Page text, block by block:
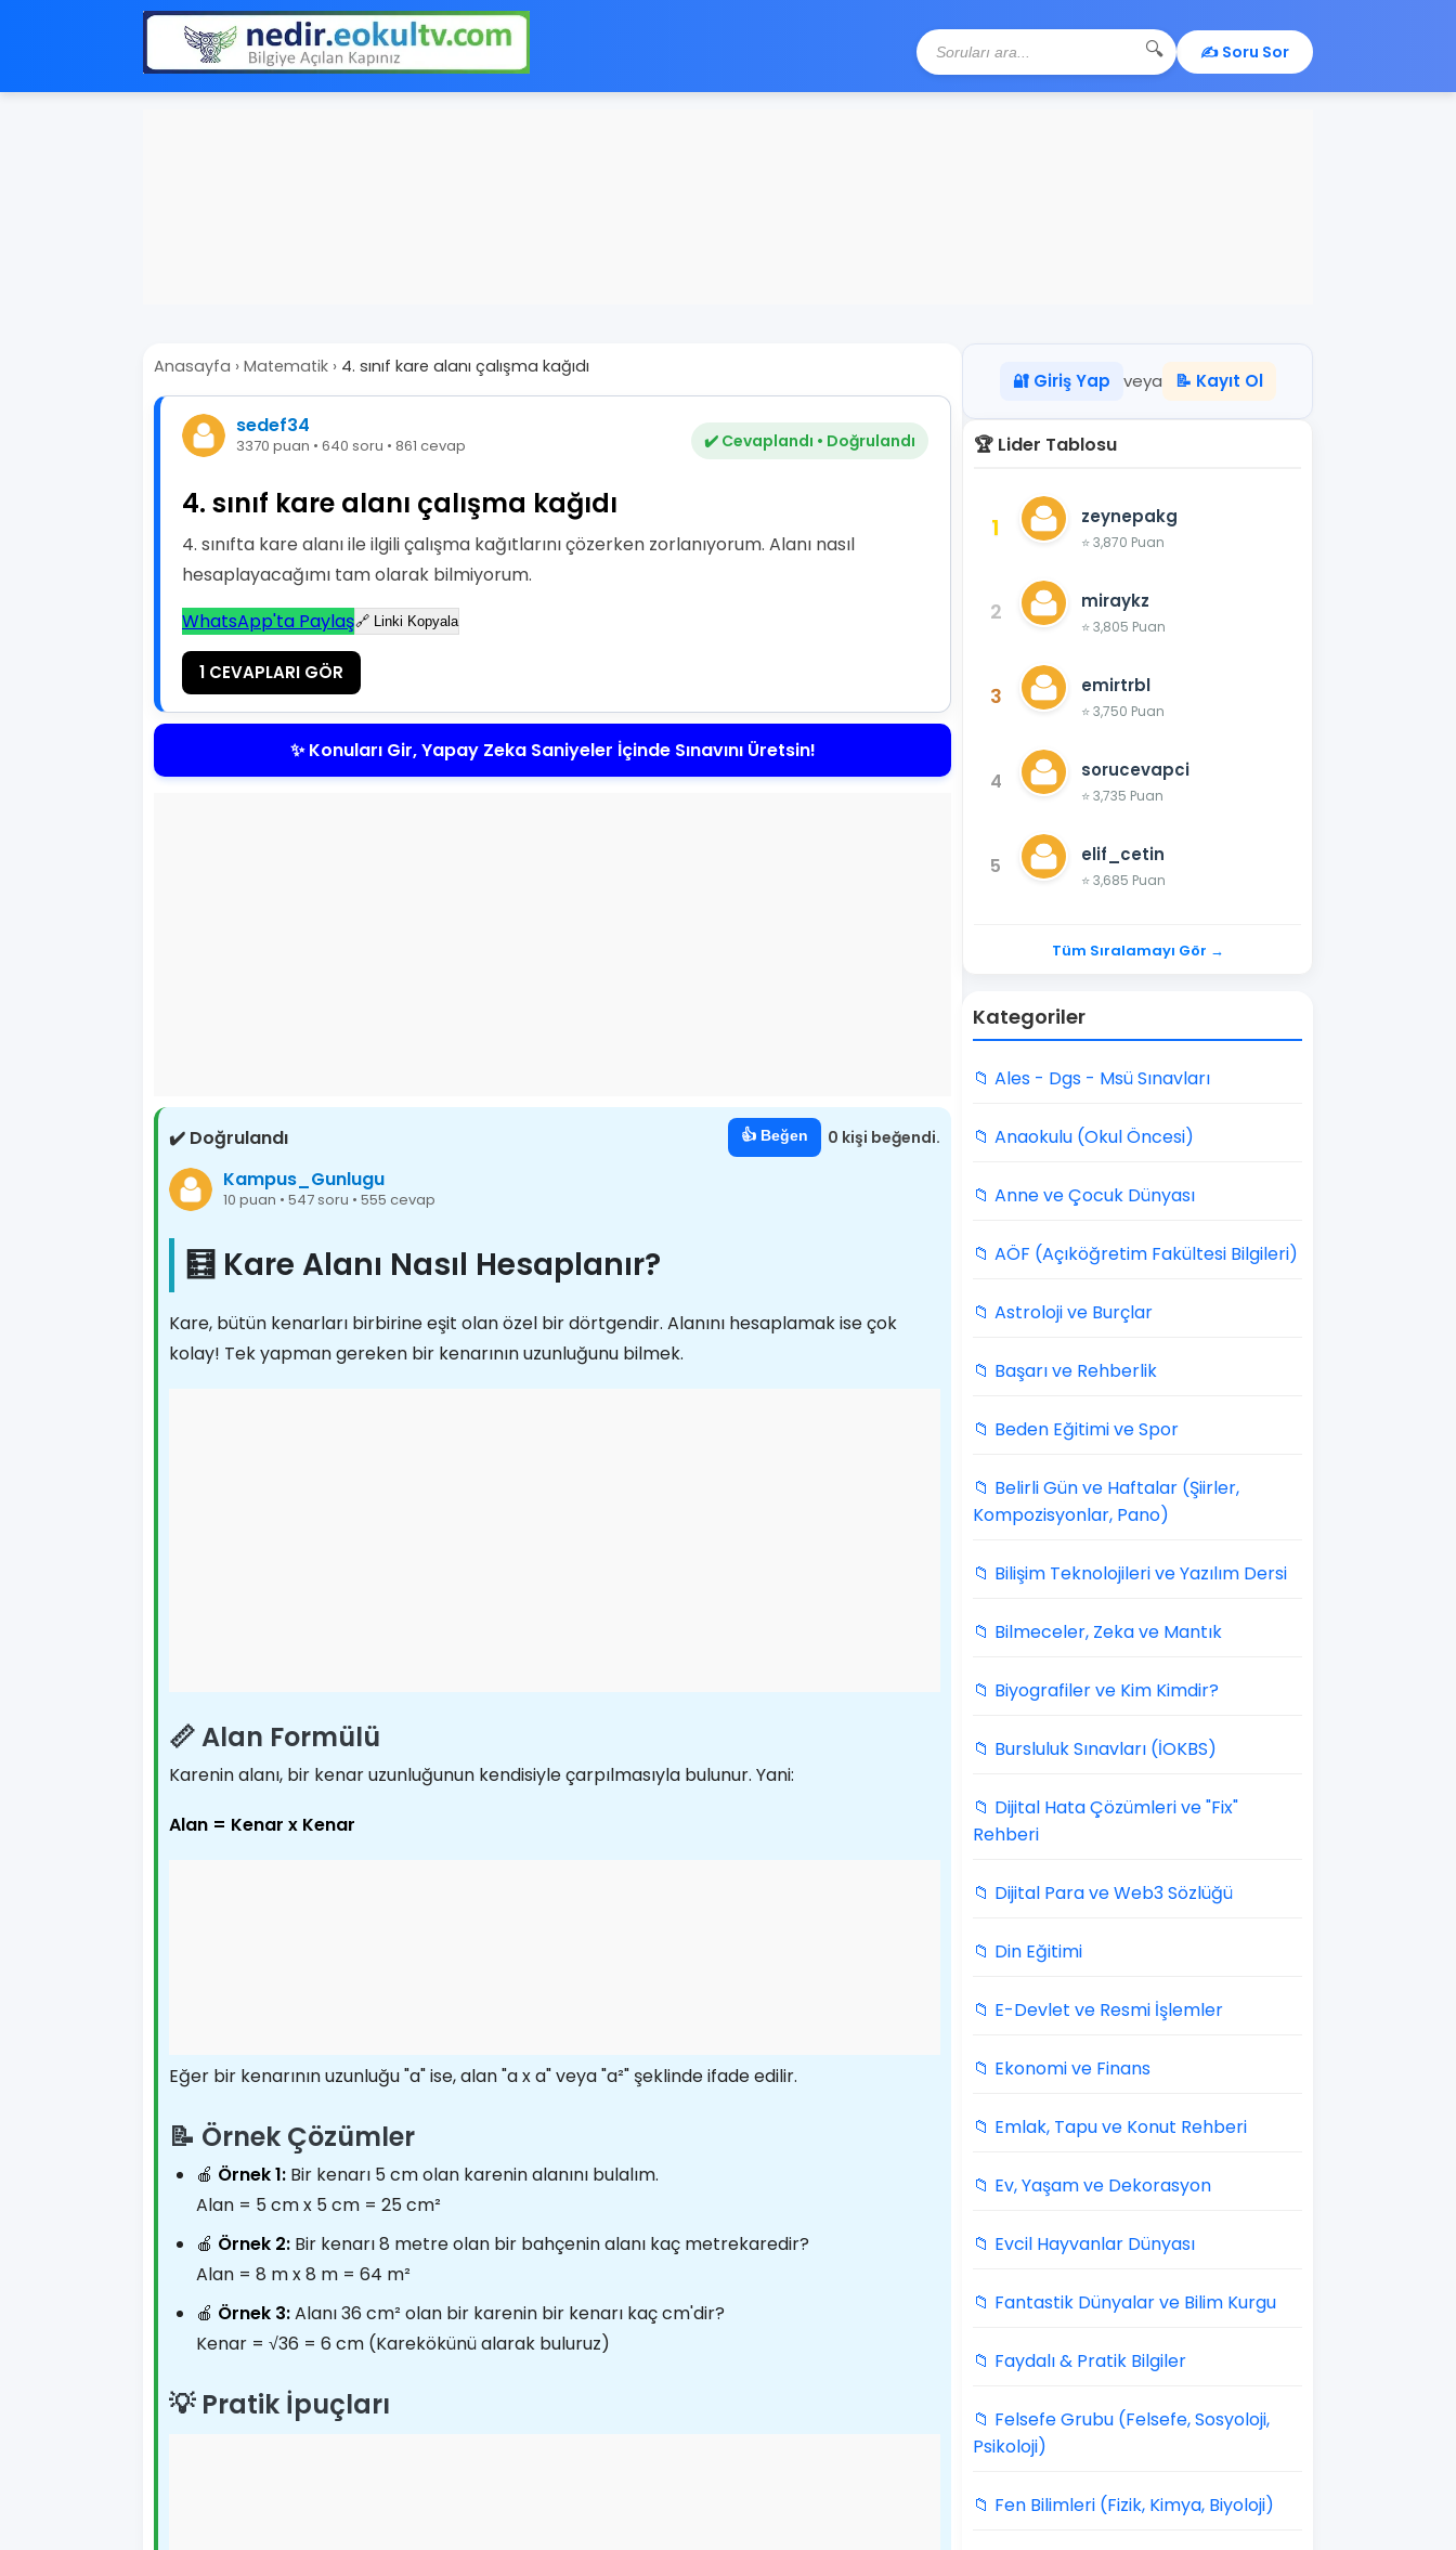
🔍 ✍️ Soru Sor
Anasayfa › Matematik › 4. sınıf kare alanı çalışma kağıdı
sedef34
3370 puan • 640 soru • 861 cevap ✔️ Cevaplandı • Doğrulandı
4. sınıf kare alanı çalışma kağıdı
4. sınıfta kare alanı ile ilgili çalışma kağıtlarını çözerken zorlanıyorum. Alanı nasıl
hesaplayacağımı tam olarak bilmiyorum.
WhatsApp'ta Paylaş🔗 Linki Kopyala
1 CEVAPLARI GÖR
✨ Konuları Gir, Yapay Zeka Saniyeler İçinde Sınavını Üretsin!
✔️ Doğrulandı 👍 Beğen 0 kişi beğendi.
Kampus_Gunlugu
10 puan • 547 soru • 555 cevap
🧮 Kare Alanı Nasıl Hesaplanır?
Kare, bütün kenarları birbirine eşit olan özel bir dörtgendir. Alanını hesaplamak ise çok
kolay! Tek yapman gereken bir kenarının uzunluğunu bilmek.
📏 Alan Formülü
Karenin alanı, bir kenar uzunluğunun kendisiyle çarpılmasıyla bulunur. Yani:
Alan = Kenar x Kenar
Eğer bir kenarının uzunluğu "a" ise, alan "a x a" veya "a²" şeklinde ifade edilir.
📝 Örnek Çözümler
🍎 Örnek 1: Bir kenarı 5 cm olan karenin alanını bulalım.
Alan = 5 cm x 5 cm = 25 cm²
🍎 Örnek 2: Bir kenarı 8 metre olan bir bahçenin alanı kaç metrekaredir?
Alan = 8 m x 8 m = 64 m²
🍎 Örnek 3:Alanı 36 cm² olan bir karenin bir kenarı kaç cm'dir?
Kenar = √36 = 6 cm (Karekökünü alarak buluruz)
💡 Pratik İpuçları
🔐 Giriş Yap veya 📝 Kayıt Ol
🏆 Lider Tablosu
1 zeynepakg
⭐ 3,870 Puan
2 miraykz
⭐ 3,805 Puan
3 emirtrbl
⭐ 3,750 Puan
4 sorucevapci
⭐ 3,735 Puan
5 elif_cetin
⭐ 3,685 Puan
Tüm Sıralamayı Gör →
Kategoriler
📁 Ales - Dgs - Msü Sınavları
📁 Anaokulu (Okul Öncesi)
📁 Anne ve Çocuk Dünyası
📁 AÖF (Açıköğretim Fakültesi Bilgileri)
📁 Astroloji ve Burçlar
📁 Başarı ve Rehberlik
📁 Beden Eğitimi ve Spor
📁 Belirli Gün ve Haftalar (Şiirler,
Kompozisyonlar, Pano)
📁 Bilişim Teknolojileri ve Yazılım Dersi
📁 Bilmeceler, Zeka ve Mantık
📁 Biyografiler ve Kim Kimdir?
📁 Bursluluk Sınavları (İOKBS)
📁 Dijital Hata Çözümleri ve "Fix"
Rehberi
📁 Dijital Para ve Web3 Sözlüğü
📁 Din Eğitimi
📁 E-Devlet ve Resmi İşlemler
📁 Ekonomi ve Finans
📁 Emlak, Tapu ve Konut Rehberi
📁 Ev, Yaşam ve Dekorasyon
📁 Evcil Hayvanlar Dünyası
📁 Fantastik Dünyalar ve Bilim Kurgu
📁 Faydalı & Pratik Bilgiler
📁 Felsefe Grubu (Felsefe, Sosyoloji,
Psikoloji)
📁 Fen Bilimleri (Fizik, Kimya, Biyoloji)